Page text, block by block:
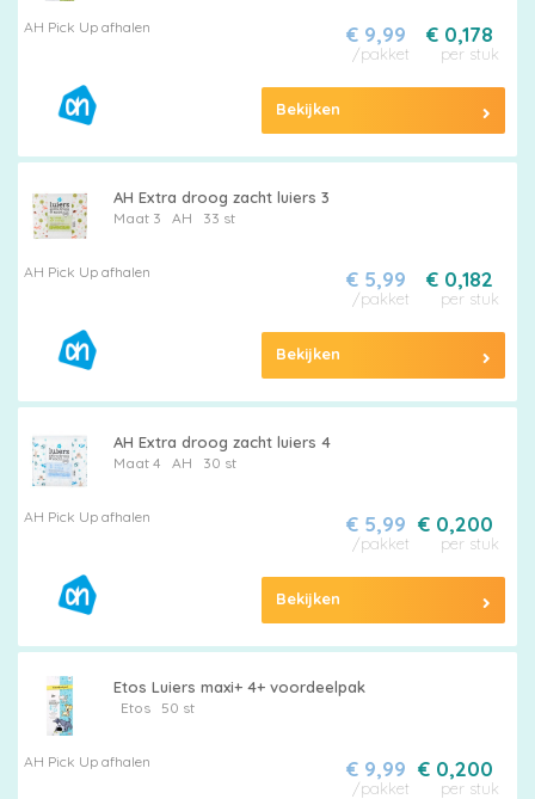
AH Pick Up afhalen € 0,178
per stuk
€ 9,99
/pakket
Bekijken
AH Extra droog zacht luiers 3
Maat 3 AH 33 st
AH Pick Up afhalen € 0,182
per stuk
€ 5,99
/pakket
Bekijken
AH Extra droog zacht luiers 4
Maat 4 AH 30 st
AH Pick Up afhalen € 0,200
per stuk
€ 5,99
/pakket
Bekijken
Etos Luiers maxi+ 4+ voordeelpak
Etos 50 st
AH Pick Up afhalen € 0,200
per stuk
€ 9,99
/pakket